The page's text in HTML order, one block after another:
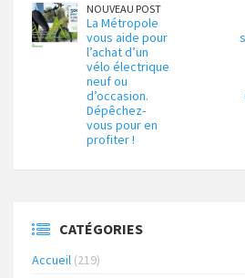
NOUVEAU POST
La Métropole
vous aide pour
l’achat d’un
vélo électrique
neuf ou
d’occasion.
Dépêchez-
vous pour en
profiter !
CATÉGORIES
Accueil (219)